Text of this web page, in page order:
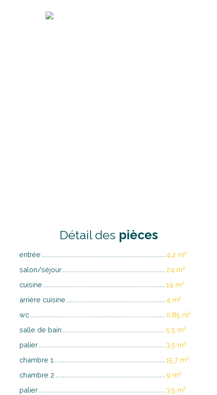
Détail des pièces
entrée
4,2 m²
salon/séjour
24 m²
cuisine
19 m²
arrière cuisine
4 m²
wc
0,85 m²
salle de bain
5,5 m²
palier
3,5 m²
chambre 1
15,7 m²
chambre 2
9 m²
palier
3,5 m²